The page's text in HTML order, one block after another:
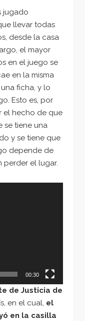
jugado
llevar todas
desde la casa
el mayor
en el juego se
en la misma
ficha, y lo
Esto es, por
el hecho de que
se tiene una
y se tiene que
depende de
perder el lugar.
00:30
de Justicia de
en el cual, el
en la casilla